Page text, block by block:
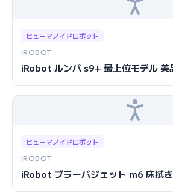
ヒューマノイドロボット
IROBOT
iRobot ルンバ s9+ 最上位モデル 美
ヒューマノイドロボット
IROBOT
iRobot ブラーバジェット m6 床拭